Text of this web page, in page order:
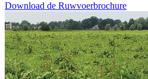
Download de Ruwvoerbrochure